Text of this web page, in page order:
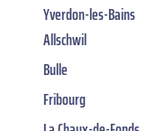
Yverdon-les-Bains
Allschwil
Bulle
Fribourg